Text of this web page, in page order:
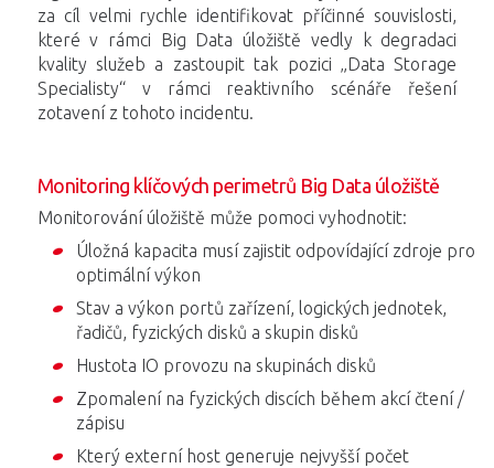
za cíl velmi rychle identifikovat příčinné souvislosti,
které v rámci Big Data úložiště vedly k degradaci
kvality služeb a zastoupit tak pozici „Data Storage
Specialisty“ v rámci reaktivního scénáře řešení
zotavení z tohoto incidentu.
Monitoring klíčových perimetrů Big Data úložiště
Monitorování úložiště může pomoci vyhodnotit:
Úložná kapacita musí zajistit odpovídající zdroje pro
optimální výkon
Stav a výkon portů zařízení, logických jednotek,
řadičů, fyzických disků a skupin disků
Hustota IO provozu na skupinách disků
Zpomalení na fyzických discích během akcí čtení /
zápisu
Který externí host generuje nejvyšší počet